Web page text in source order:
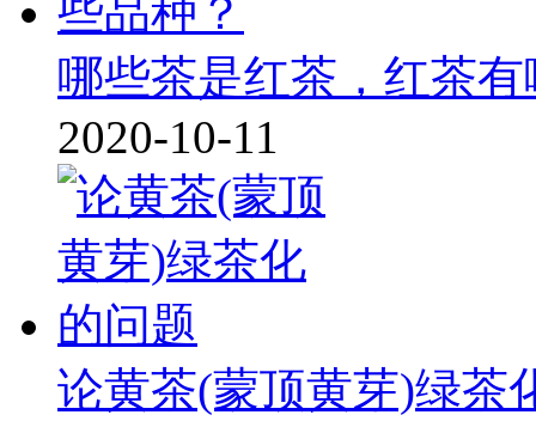
哪些茶是红茶，红茶
2020-10-11
论黄茶(蒙顶黄芽)绿茶